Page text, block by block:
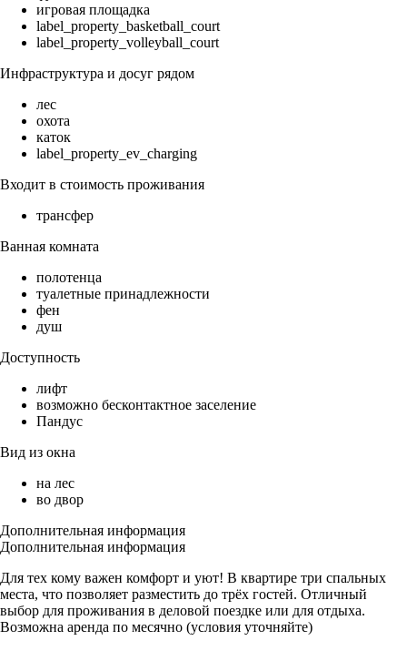
игровая площадка
label_property_basketball_court
label_property_volleyball_court
Инфраструктура и досуг рядом
лес
охота
каток
label_property_ev_charging
Входит в стоимость проживания
трансфер
Ванная комната
полотенца
туалетные принадлежности
фен
душ
Доступность
лифт
возможно бесконтактное заселение
Пандус
Вид из окна
на лес
во двор
Дополнительная информация
Дополнительная информация
Для тех кому важен комфорт и уют! В квартире три спальных
места, что позволяет разместить до трёх гостей. Отличный
выбор для проживания в деловой поездке или для отдыха.
Возможна аренда по месячно (условия уточняйте)